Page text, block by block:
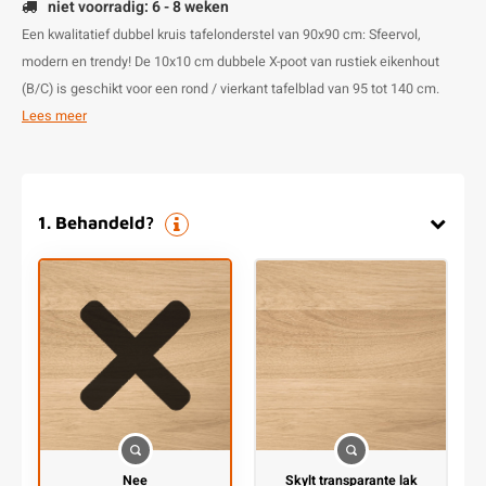
niet voorradig: 6 - 8 weken
Een kwalitatief dubbel kruis tafelonderstel van 90x90 cm: Sfeervol,
modern en trendy! De 10x10 cm dubbele X-poot van rustiek eikenhout
(B/C) is geschikt voor een rond / vierkant tafelblad van 95 tot 140 cm.
Lees meer
1. Behandeld?
Nee Skylt transparante lak